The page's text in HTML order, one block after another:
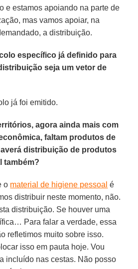
e estamos apoiando na parte de
mas vamos apoiar, na
a distribuição.
específico já definido para
seja um vetor de
já foi emitido.
agora ainda mais com
faltam produtos de
distribuição de produtos
também?
o material de higiene pessoal é
distribuir neste momento, não.
distribuição. Se houver uma
Para falar a verdade, essa
refletimos muito sobre isso.
isso em pauta hoje. Vou
incluído nas cestas. Não posso